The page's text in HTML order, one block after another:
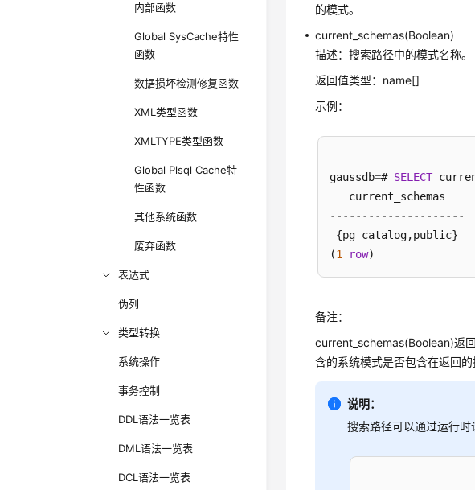
内部函数
Global SysCache特性
函数
数据损坏检测修复函数
XML类型函数
XMLTYPE类型函数
Global Plsql Cache特
性函数
其他系统函数
废弃函数
表达式
伪列
类型转换
系统操作
事务控制
DDL语法一览表
DML语法一览表
DCL语法一览表
的模式。
current_schemas(Boolean)
描述：搜索路径中的模式名称。
返回值类型：name[]
示例：
gaussdb=# SELECT
---------------------
{pg_catalog,public}
(1 row
备注：
current_schemas(Boolean)返
含的系统模式是否包含在返回的
说明：
搜索路径可以通过运行时